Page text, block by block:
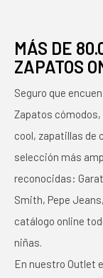
MÁS DE
ZAPATOS
Seguro que
Zapatos
cool, zapatillas de
selección más
reconocidas:
Smith, Pepe
catálogo online
niñas.
En nuestro Outlet